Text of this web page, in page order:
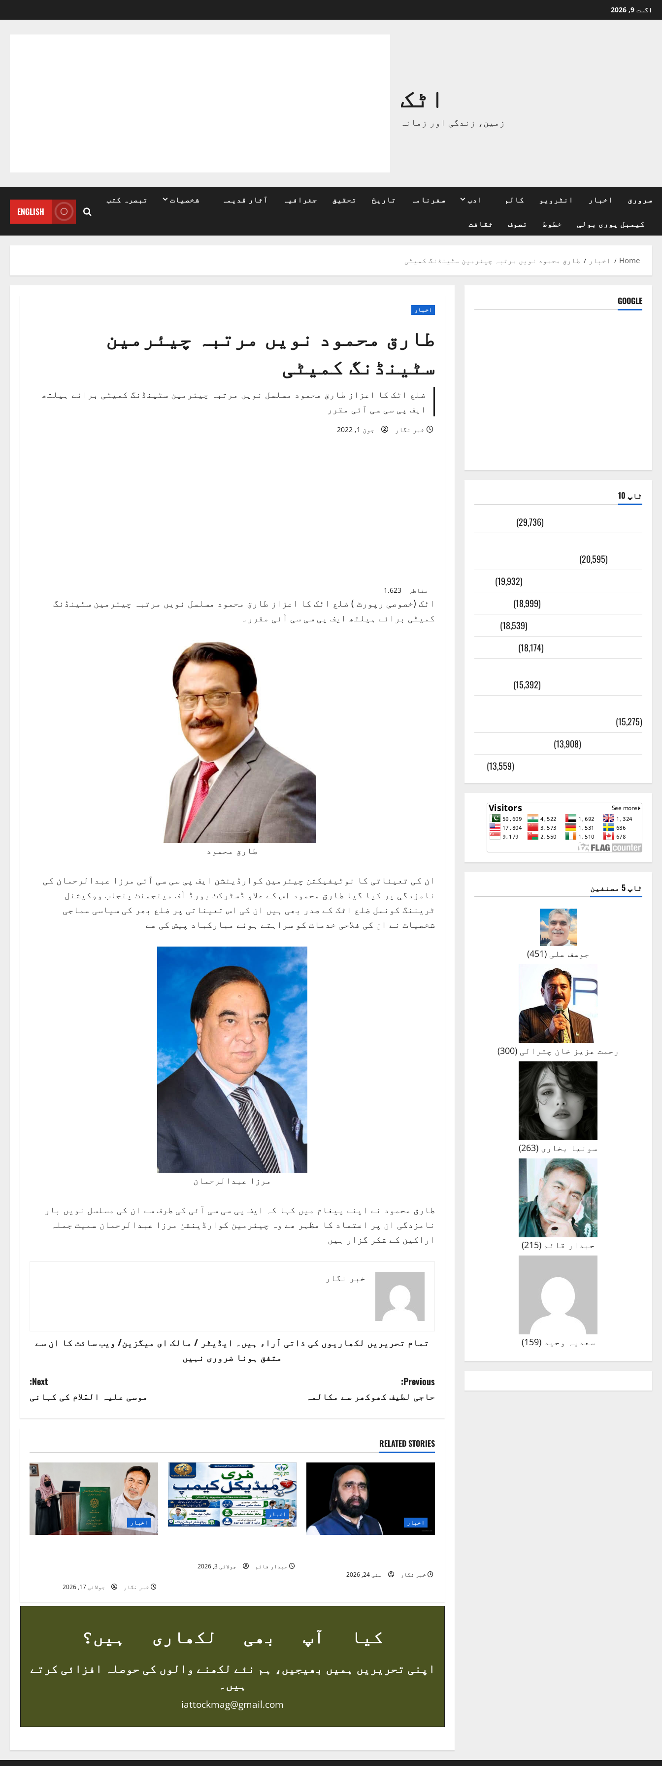
Skip
to
اگست 9, 2026
اٹک
زمین، زندگی اور زمانہ
سرورق اخبار انٹرویو کالم ادب سفرنامہ تاریخ تحقیق جغرافیہ آثار قدیمہ شخصیات تبصرہ کتب
کیمبل پوری بولی خطوط تصوف ثقافت
ENGLISH
Home اخبار طارق محمود نویں مرتبہ چیئرمین سٹینڈنگ کمیٹی
اخبار
طارق محمود نویں مرتبہ چیئرمین
سٹینڈنگ کمیٹی
ضلع اٹک کا اعزاز طارق محمود مسلسل نویں مرتبہ چیئرمین سٹینڈنگ کمیٹی برائے ہیلتھ
ایف پی سی سی آئی مقرر
خبر نگار جون 1, 2022
مناظر 1,623
اٹک (خصوصی رپورٹ ) ضلع اٹک کا اعزاز طارق محمود مسلسل نویں مرتبہ چیئرمین سٹینڈنگ
کمیٹی برائے ہیلتھ ایف پی سی سی آئی مقرر۔
طارق محمود
ان کی تعیناتی کا نوٹیفیکشن چیئرمین کوارڈینشن ایف پی سی سی آئی مرزا عبدالرحمان کی
نامزدگی پر کیا گیا طارق محمود اس کے علاو ڈسٹرکٹ بورڈ آف مینجمنٹ پنجاب ووکیشنل
ٹریننگ کونسل ضلع اٹک کے صدر بھی ہیں ان کی اس تعیناتی پر ضلع بھر کی سیاسی سماجی
شخصیات نے ان کی فلاحی خدمات کو سراہتے ہوئے مبارکباد پیش کی ھے
مرزا عبدالرحمان
طارق محمود نے اپنے پیغام میں کہا کہ ایف پی سی سی آئی کی طرف سے ان کی مسلسل نویں بار
نامزدگی ان پر اعتماد کا مظہر ھے وہ چیئرمین کوارڈینشن مرزا عبدالرحمان سمیت جملہ
اراکین کے شکر گزار ہیں
خبر نگار
تمام تحریریں لکھاریوں کی ذاتی آراء ہیں۔ ایڈیٹر / مالک ای میگزین/ ویب سائٹ کا ان سے
متفق ہونا ضروری نہیں
P
o
t
n
i
a
i
Previous:
حاجی لطیف کھوکھر سے مکالمہ
Next:
موسی علیہ السّلام کی کہانی
RELATED STORIES
اخبار
خبر نگار جولائی 17, 2026
اخبار
حبدار قائم جولائی 3, 2026
اخبار
خبر نگار مئی 24, 2026
کیا آپ بھی لکھاری ہیں؟
اپنی تحریریں ہمیں بھیجیں، ہم نئے لکھنے والوں کی حوصلہ افزائی کرتے
ہیں۔
iattockmag@gmail.com
GOOGLE
ٹاپ 10
(29,736)
(20,595)
(19,932)
(18,999)
(18,539)
(18,174)
(15,392)
(15,275)
(13,908)
(13,559)
ٹاپ 5 مصنفین
جوسف علی(
451
)
رحمت عزیز خان چترالی(
300
)
سونیا بخاری (
263
)
حبدار قائم(
215
)
سعدیہ وحید(
159
)